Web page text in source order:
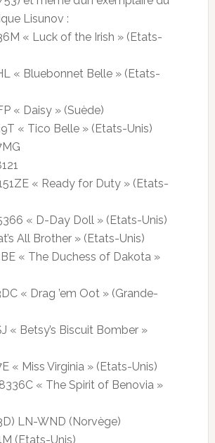
Lisunov :
« Luck of the Irish » (Etats-
« Bluebonnet Belle » (Etats-
« Daisy » (Suède)
« Tico Belle » (Etats-Unis)
« Ready for Duty » (Etats-
« D-Day Doll » (Etats-Unis)
All Brother » (Etats-Unis)
« The Duchess of Dakota »
« Drag ’em Oot » (Grande-
« Betsy’s Biscuit Bomber »
« Miss Virginia » (Etats-Unis)
« The Spirit of Benovia »
LN-WND (Norvège)
(Etats-Unis)